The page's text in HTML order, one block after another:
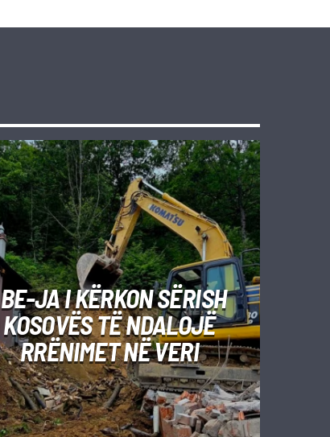
BE-JA I KËRKON SËRISH
KOSOVËS TË NDALOJË
RRËNIMET NË VERI